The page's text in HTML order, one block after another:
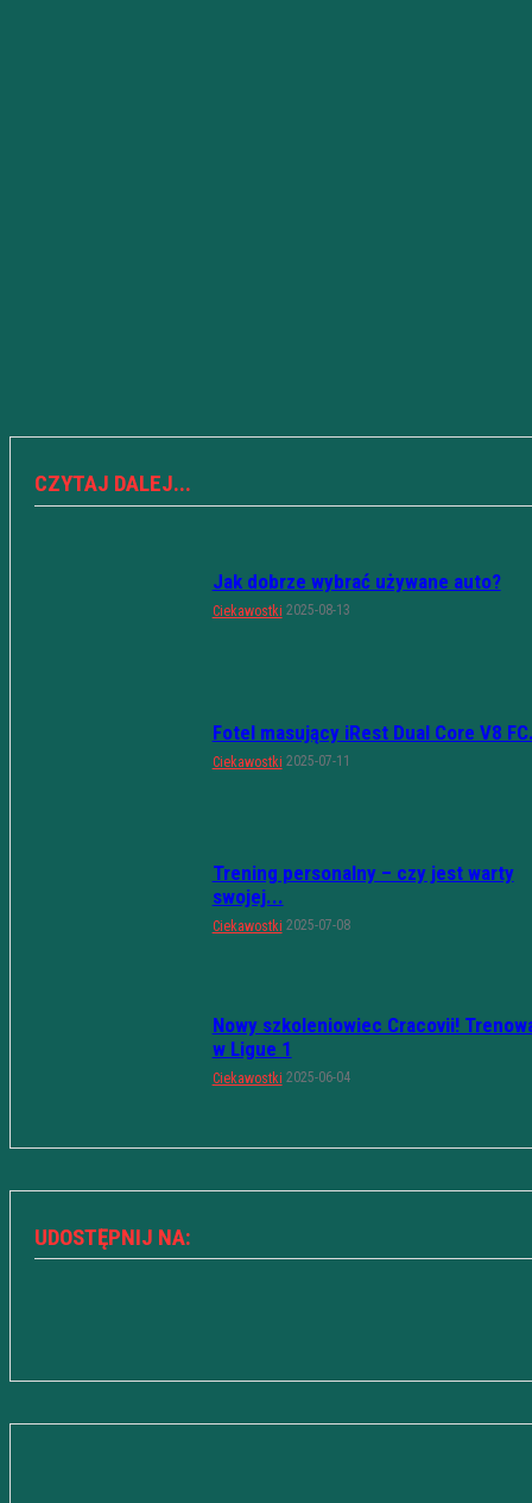
CZYTAJ DALEJ...
Jak dobrze wybrać używane auto?
Ciekawostki 2025-08-13
Fotel masujący iRest Dual Core V8
Ciekawostki 2025-07-11
Trening personalny – czy jest warty
swojej...
Ciekawostki 2025-07-08
Nowy szkoleniowiec Cracovii!
w Ligue 1
Ciekawostki 2025-06-04
UDOSTĘPNIJ NA: